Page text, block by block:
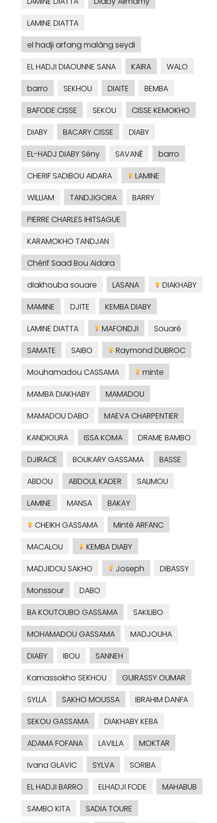
LAMINE DIATTA
el hadji arfang malâng seydi
EL HADJI DIAOUNNE SANA
KAIRA
WALO
barro
SEKHOU DIAITE
BEMBA
BAFODE CISSE
SEKOU
CISSE KEMOKHO
DIABY
BACARY CISSE
DIABY
EL-HADJ DIABY Sény
SAVANÉ
barro
CHERIF SADIBOU AIDARA
LAMINE
WILLIAM
TANDJIGORA
BARRY
PIERRE CHARLES IHITSAGUE
KARAMOKHO TANDJAN
Chérif Saad Bou Aidara
diakhouba souare
LASANA
DIAKHABY
MAMINE
DJITE
KEMBA DIABY
LAMINE DIATTA
MAFONDJI
Souaré
SAMATE
SAIBO
Raymond DUBROC
Mouhamadou CASSAMA
minte
MAMBA DIAKHABY
MAMADOU
MAMADOU DABO
MAEVA CHARPENTIER
KANDIOURA
ISSA KOMA
DRAME BAMBO
DJIRACE
BOUKARY GASSAMA
BASSE
ABDOU
ABDOUL KADER
SALIMOU
LAMINE
MANSA
BAKAY
CHEIKH GASSAMA
Minté ARFANC
MACALOU
KEMBA DIABY
MADJIDOU SAKHO
Joseph
DIBASSY
Monssour
DABO
BA KOUTOUBO GASSAMA
SAKILIBO
MOHAMADOU GASSAMA
MADJOUHA
DIABY
IBOU
SANNEH
Kamassokho SEKHOU
GUIRASSY OUMAR
SYLLA
SAKHO MOUSSA
IBRAHIM DANFA
SEKOU GASSAMA
DIAKHABY KEBA
ADAMA FOFANA
LAVILLA
MOKTAR
Ivana GLAVIC
SYLVA
SORIBA
EL HADJI BARRO
ELHADJI FODE
MAHABUB
SAMBO KITA
SADIA TOURE